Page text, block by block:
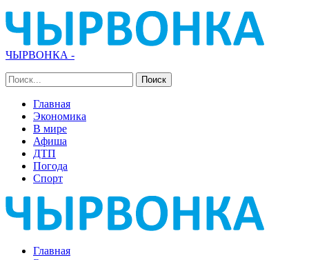
ЧЫРВОНКА -
Главная
Экономика
В мире
Афиша
ДТП
Погода
Спорт
Главная